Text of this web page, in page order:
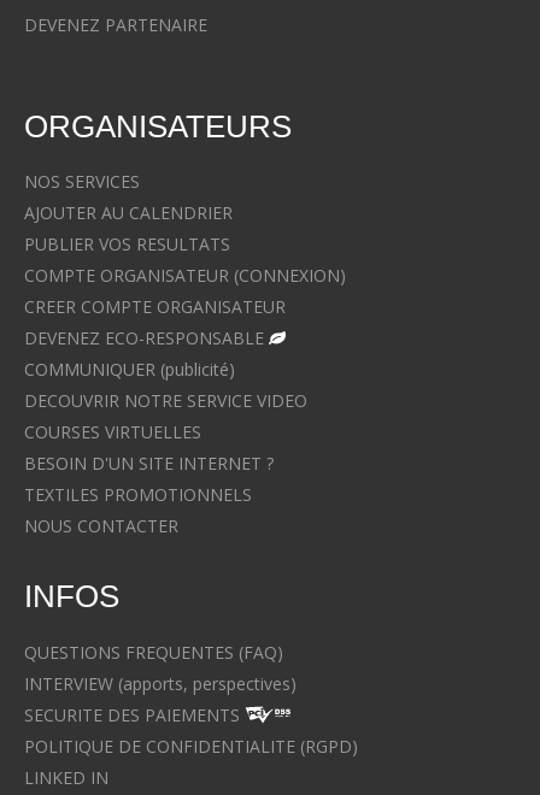
DEVENEZ PARTENAIRE
ORGANISATEURS
NOS SERVICES
AJOUTER AU CALENDRIER
PUBLIER VOS RESULTATS
COMPTE ORGANISATEUR (CONNEXION)
CREER COMPTE ORGANISATEUR
DEVENEZ ECO-RESPONSABLE
COMMUNIQUER (publicité)
DECOUVRIR NOTRE SERVICE VIDEO
COURSES VIRTUELLES
BESOIN D'UN SITE INTERNET ?
TEXTILES PROMOTIONNELS
NOUS CONTACTER
INFOS
QUESTIONS FREQUENTES (FAQ)
INTERVIEW (apports, perspectives)
SECURITE DES PAIEMENTS
POLITIQUE DE CONFIDENTIALITE (RGPD)
LINKED IN